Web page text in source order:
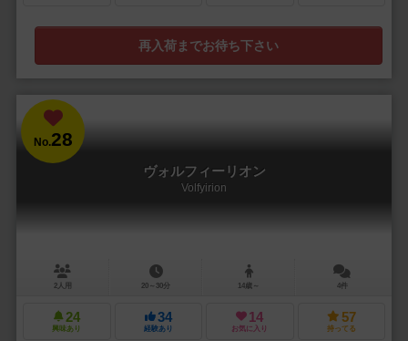
再入荷までお待ち下さい
No.28
ヴォルフィーリオン
Volfyirion
2人用 20～30分 14歳～ 4件
24
興味あり
34
経験あり
14
お気に入り
57
持ってる